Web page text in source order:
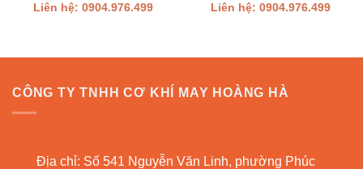
Liên hệ: 0904.976.499
Liên hệ: 0904.976.499
CÔNG TY TNHH CƠ KHÍ MAY HOÀNG HÀ
Địa chỉ: Số 541 Nguyễn Văn Linh, phường Phúc